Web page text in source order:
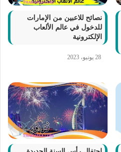
نصائح للاعبين من الإمارات
للدخول في عالم الألعاب
الإلكترونية
28 يونيو، 2023